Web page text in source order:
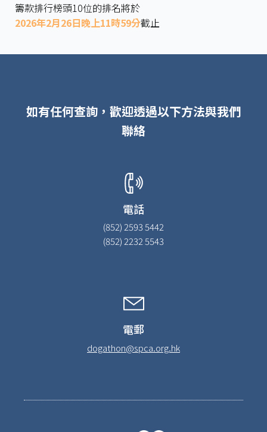
籌款排行榜頭10位的排名將於
2026年2月26日晚上11時59分截止
如有任何查詢，歡迎透過以下方法與我們
聯絡
電話
(852) 2593 5442
(852) 2232 5543
電郵
dogathon@spca.org.hk